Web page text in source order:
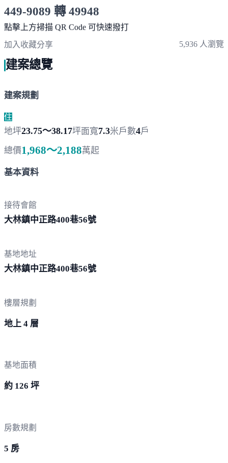
449-9089 轉 49948
服務時間 10:00～19:00
加入收藏分享 5,936 人瀏覽
建案總覽
建案規劃
住
地坪23.75～38.17坪面寬7.3米戶數4戶
總價1,968～2,188萬起
基本資料
接待會館
大林鎮中正路400巷56號
基地地址
大林鎮中正路400巷56號
樓層規劃
地上 4 層
基地面積
約 126 坪
房數規劃
5 房